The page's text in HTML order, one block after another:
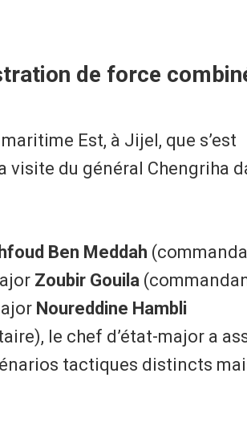
de force
Est, à Jijel, que s’est
visite du général Chengriha
Ben Meddah
Zoubir Gouila
Noureddine Hambli
le chef d’état-major a
tactiques distincts